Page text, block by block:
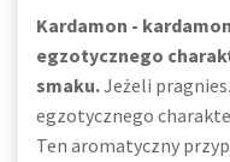
Kardamon -
egzotycznego
smaku.Jeżeli
egzotycznego
Ten aromatyczny